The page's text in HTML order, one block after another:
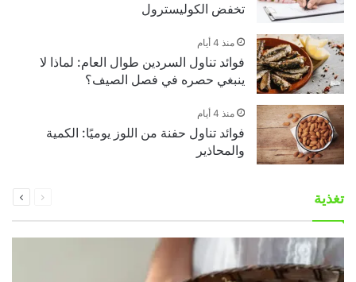
تخفض الكوليسترول
منذ 4 أيام
فوائد تناول السردين طوال العام: لماذا لا
ينبغي حصره في فصل الصيف؟
منذ 4 أيام
فوائد تناول حفنة من اللوز يوميًا: الكمية
والمحاذير
تغذية الصفحةالصفحة